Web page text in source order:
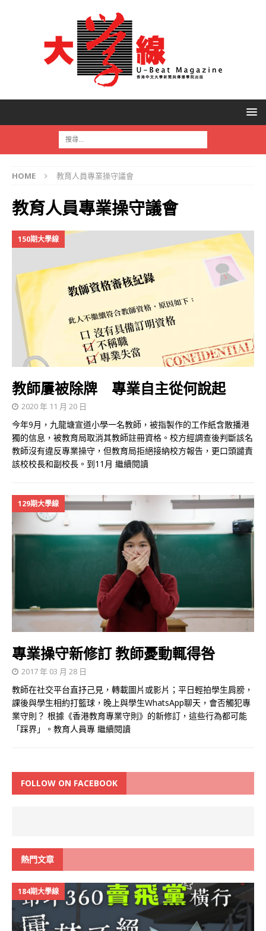
HOME 教育人員專業操守議會
教育人員專業操守議會
150期大學線
教師屢被除牌 專業自主從何說起
2020 年 11 月 20 日
今年9月，九龍塘宣道小學一名教師，被指製作的工作紙含散播港
獨的信息，被教育局取消其教師註冊資格。校方經調查後判斷該名
教師沒有違反專業操守，但教育局拒絕接納校方報告，更口頭譴責
該校校長和副校長。到11月 繼續閱讀
129期大學線
專業操守新修訂 教師憂動輒得咎
2017 年 03 月 28 日
教師在社交平台直抒己見，轉載圖片或影片；平日輕拍學生肩膀，
課後與學生相約打籃球，晚上與學生WhatsApp聊天，會否觸犯專
業守則？ 根據《香港教育專業守則》的新修訂，這些行為都可能
「踩界」。教育人員專 繼續閱讀
FOLLOW ON FACEBOOK
熱門文章
184期大學線